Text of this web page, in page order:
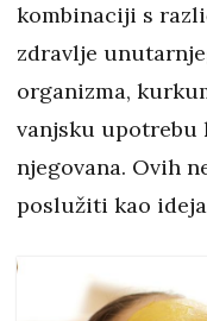
kombinaciji s
zdravlje
organizma,
vanjsku upotrebu
njegovana. Ovih
poslužiti kao